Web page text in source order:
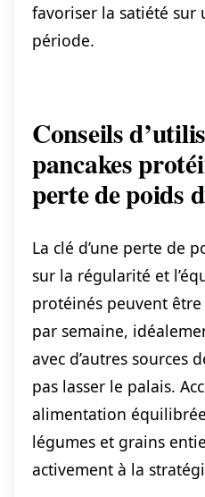
favoriser la satiété sur
période.
Conseils
pancakes
perte de poids
La clé d’une perte de
sur la régularité et
protéinés peuvent
par semaine,
avec d’autres sources
pas lasser le palais.
alimentation
légumes et grains
activement à la